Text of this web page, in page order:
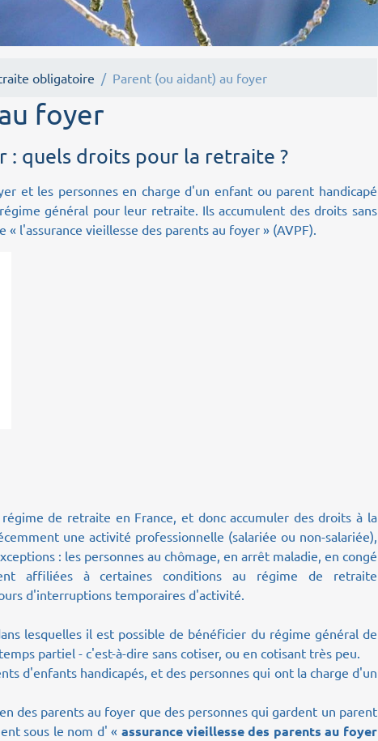
obligatoire Parent (ou aidant) au foyer
foyer
: quels droits pour la retraite ?
et les personnes en charge d'un enfant ou parent handicapé
général pour leur retraite. Ils accumulent des droits sans
l'assurance vieillesse des parents au foyer » (AVPF).
de retraite en France, et donc accumuler des droits à la
une activité professionnelle (salariée ou non-salariée),
: les personnes au chômage, en arrêt maladie, en congé
affiliées à certaines conditions au régime de retraite
d'interruptions temporaires d'activité.
lesquelles il est possible de bénéficier du régime général de
partiel - c'est-à-dire sans cotiser, ou en cotisant très peu.
d'enfants handicapés, et des personnes qui ont la charge d'un
des parents au foyer que des personnes qui gardent un parent
sous le nom d' « assurance vieillesse des parents au foyer